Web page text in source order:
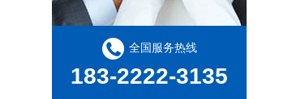
全国服务热线
183-2222-3135